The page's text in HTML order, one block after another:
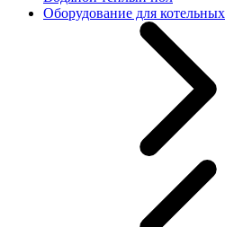
Оборудование для котельных